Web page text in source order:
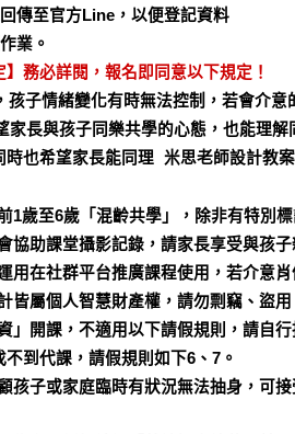
方Line，以便登記資料
。
務必詳閱，報名即同意以下規定！
子情緒變化有時無法控制，若會介意
孩子同樂共學的心態，也能理解同
時也希望家長能同理 米思老師設計教
1歲至6歲「混齡共學」，除非有特別標
協助課堂攝影記錄，請家長享受與孩
用在社群平台推廣課程使用，若介意
皆屬個人智慧財產權，請勿剽竊、盜用
」開課，不適用以下請假規則，請自
到代課，請假規則如下6、7。
孩子或家庭臨時有狀況無法抽身，可